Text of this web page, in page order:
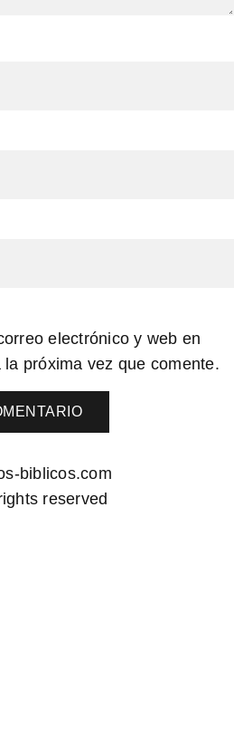
electrónico y web en
próxima vez que comente.
biblicos.com
reserved